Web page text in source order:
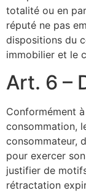
totalité ou en
réputé ne pas
dispositions du
immobilier et le
Art. 6 –
Conformément
consommation,
consommateur,
pour exercer
justifier de
rétractation